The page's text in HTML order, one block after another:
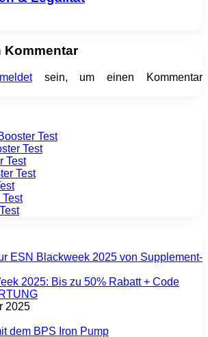
Kommentar
sein, um einen Kommentar
Test
Test
Test
Test
2025: Bis zu 50% Rabatt + Code
2025